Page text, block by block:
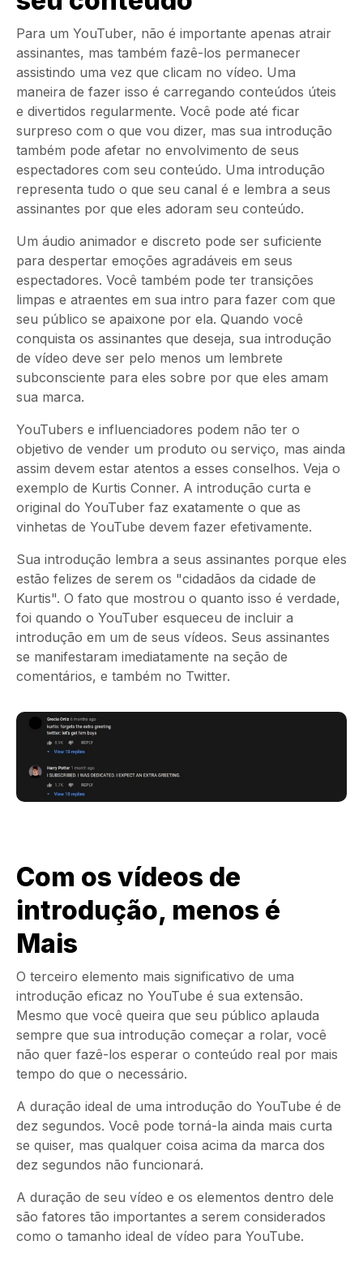
Para um YouTuber, não é importante apenas atrair
assinantes, mas também fazê-los permanecer
assistindo uma vez que clicam no vídeo. Uma
maneira de fazer isso é carregando conteúdos úteis
e divertidos regularmente. Você pode até ficar
surpreso com o que vou dizer, mas sua introdução
também pode afetar no envolvimento de seus
espectadores com seu conteúdo. Uma introdução
representa tudo o que seu canal é e lembra a seus
assinantes por que eles adoram seu conteúdo.
Um áudio animador e discreto pode ser suficiente
para despertar emoções agradáveis em seus
espectadores. Você também pode ter transições
limpas e atraentes em sua intro para fazer com que
seu público se apaixone por ela. Quando você
conquista os assinantes que deseja, sua introdução
de vídeo deve ser pelo menos um lembrete
subconsciente para eles sobre por que eles amam
sua marca.
YouTubers e influenciadores podem não ter o
objetivo de vender um produto ou serviço, mas ainda
assim devem estar atentos a esses conselhos. Veja o
exemplo de Kurtis Conner. A introdução curta e
original do YouTuber faz exatamente o que as
vinhetas de YouTube devem fazer efetivamente.
Sua introdução lembra a seus assinantes porque eles
estão felizes de serem os "cidadãos da cidade de
Kurtis". O fato que mostrou o quanto isso é verdade,
foi quando o YouTuber esqueceu de incluir a
introdução em um de seus vídeos. Seus assinantes
se manifestaram imediatamente na seção de
comentários, e também no Twitter.
Com os vídeos de
introdução, menos é
Mais
O terceiro elemento mais significativo de uma
introdução eficaz no YouTube é sua extensão.
Mesmo que você queira que seu público aplauda
sempre que sua introdução começar a rolar, você
não quer fazê-los esperar o conteúdo real por mais
tempo do que o necessário.
A duração ideal de uma introdução do YouTube é de
dez segundos. Você pode torná-la ainda mais curta
se quiser, mas qualquer coisa acima da marca dos
dez segundos não funcionará.
A duração de seu vídeo e os elementos dentro dele
são fatores tão importantes a serem considerados
como o tamanho ideal de vídeo para YouTube.